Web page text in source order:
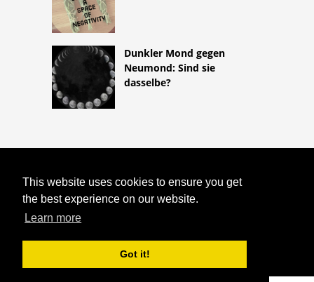
This website uses cookies to ensure you get
the best experience on our website.
Learn more
Got it!
Dunkler Mond gegen
Neumond: Sind sie
dasselbe?
HTTPS://ASTROLOGYONLINE.NET
WURDE DER ALTE SUMERER VON